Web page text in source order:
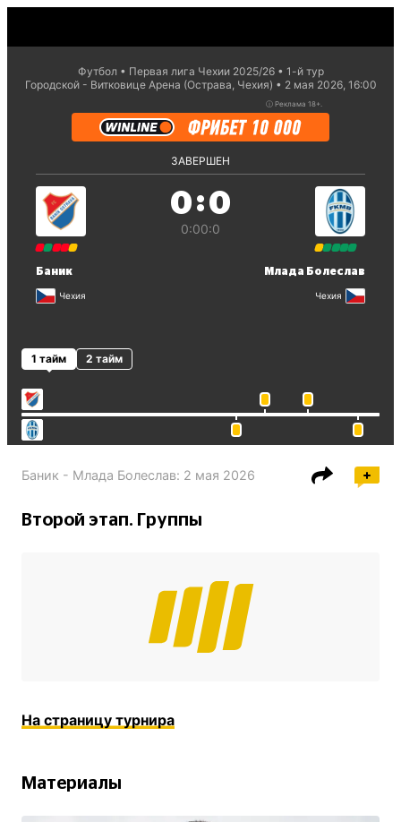
Футбол Первая лига Чехии 2025/26
1-й тур
Городской - Витковице Арена (Острава, Чехия)
2 мая 2026, 16:00
ⓘ Реклама 18+.
ЗАВЕРШЕН
Баник
Чехия
0:0
0:00:0
Млада Болеслав
Чехия
1 тайм 2 тайм
Баник - Млада Болеслав: 2 мая 2026
Второй этап. Группы
На страницу турнира
Материалы